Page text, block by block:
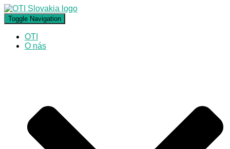
Toggle Navigation
OTI
O nás